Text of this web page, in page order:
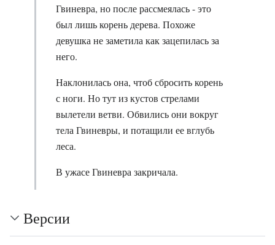
Гвиневра, но после рассмеялась - это
был лишь корень дерева. Похоже
девушка не заметила как зацепилась за
него.
Наклонилась она, чтоб сбросить корень
с ноги. Но тут из кустов стрелами
вылетели ветви. Обвились они вокруг
тела Гвиневры, и потащили ее вглубь
леса.
В ужасе Гвиневра закричала.
Версии